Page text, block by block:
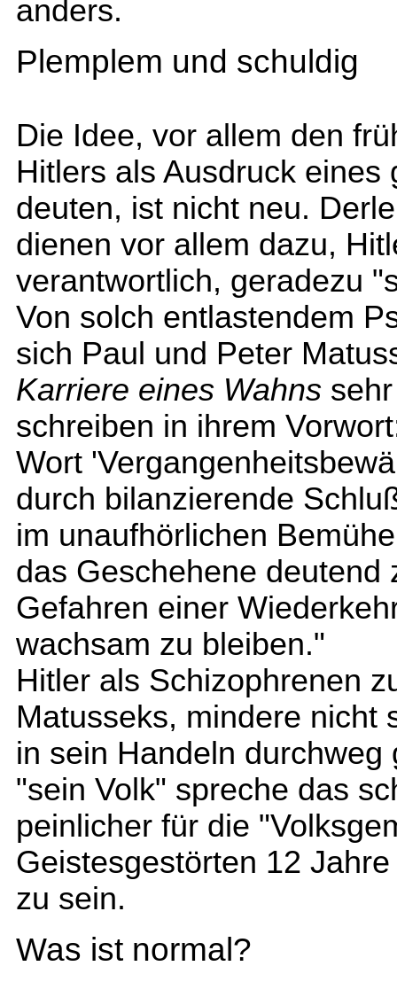
anders.
Plemplem und schuldig
Die Idee, vor allem den
Hitlers als Ausdruck
deuten, ist nicht neu.
dienen vor allem dazu,
verantwortlich, geradezu
Von solch entlastendem
sich Paul und Peter
Karriere eines Wahns
schreiben in ihrem
Wort
durch bilanzierende
im unaufhörlichen
das Geschehene deutend
Gefahren einer
wachsam zu bleiben."
Hitler als Schizophrenen
Matusseks, mindere nicht
in sein Handeln
"sein Volk" spreche das
peinlicher für die
Geistesgestörten 12
zu sein.
Was ist normal?